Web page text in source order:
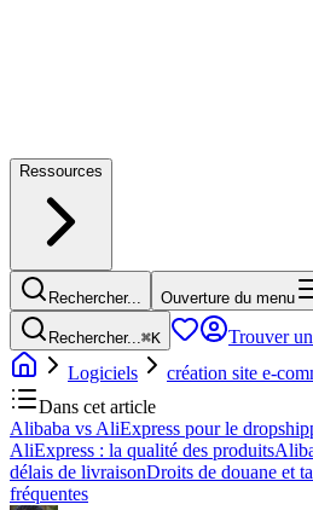
Ressources
Rechercher... Ouverture du menu
Rechercher...⌘K
Trouver
Logiciels
création site e-
Dans cet article
Alibaba vs AliExpress pour le
AliExpress : la qualité des produits
délais de livraisonDroits de douane et
fréquentes